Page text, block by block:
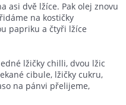
asi dvě lžíce. Pak olej znovu
na kostičky
papriku a čtyři lžíce
lžičky chilli, dvou lžic
cibule, lžičky cukru,
na pánvi přelijeme,